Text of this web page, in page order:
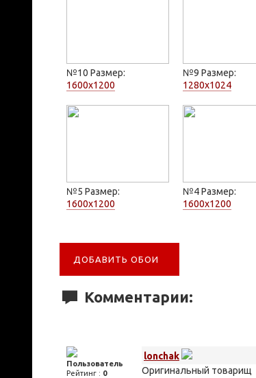
№10 Размер:
1600x1200
№9 Размер:
1280x1024
№5 Размер:
1600x1200
№4 Размер:
1600x1200
ДОБАВИТЬ ОБОИ
Комментарии:
Пользователь
Рейтинг : 0
lonchak
Оригинальный товарищ